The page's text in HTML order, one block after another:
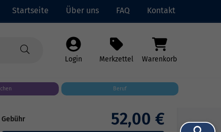
Startseite Über uns FAQ Kontakt
Login Merkzettel Warenkorb
Beruf
Gebühr 52,00 €